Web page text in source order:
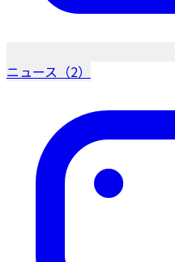
ニュース（2）